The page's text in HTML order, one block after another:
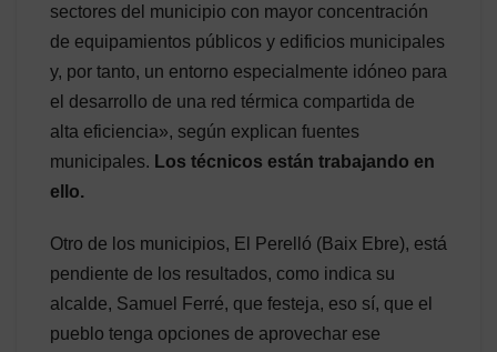
sectores del municipio con mayor concentración
de equipamientos públicos y edificios municipales
y, por tanto, un entorno especialmente idóneo para
el desarrollo de una red térmica compartida de
alta eficiencia», según explican fuentes
municipales. Los técnicos están trabajando en
ello.
Otro de los municipios, El Perelló (Baix Ebre), está
pendiente de los resultados, como indica su
alcalde, Samuel Ferré, que festeja, eso sí, que el
pueblo tenga opciones de aprovechar ese